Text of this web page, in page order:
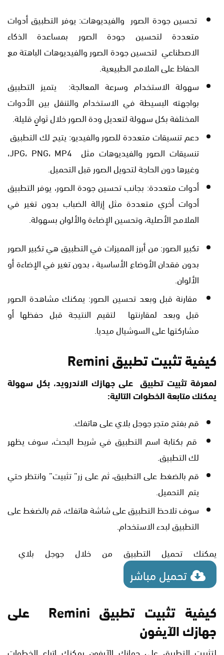
تحسين جودة الصور والفيديوهات: يوفر التطبيق أدوات
متعددة لتحسين جودة الصور بمساعدة الذكاء
الاصطناعي لتحسين جودة الصور والفيديوهات الباهتة مع
الحفاظ على الملامح الطبيعية.
سهولة الاستخدام وسرعة المعالجة: يتميز التطبيق
بواجهته البسيطة في الاستخدام والتنقل بين الأدوات
المختلفة بكل سهولة لتعديل ودة الصور خلال ثوانٍ قليلة.
دعم تنسيقات متعددة للصور والفيديو: يتيح لك التطبيق
تنسيقات الصور والفيديوهات مثل JPG، PNG، MP4،
وغيرها دون الحاجة لتحويل الصور قبل التحميل.
أدوات متعددة: بجانب تحسين جودة الصور، يوفر التطبيق
أدوات أخري متعددة مثل إزالة الضباب بدون تغير في
الملامح الأصلية، وتحسين الإضاءة والألوان بسهولة.
تكبير الصور: من أبرز المميزات في التطبيق هي تكبير الصور
بدون فقدان الأوضاع الأساسية ، بدون تغير في الإضاءة أو
الألوان.
مقارنة قبل وبعد تحسين الصور: يمكنك مشاهدة الصور
قبل وبعد لمقارنتها لتقيم النتيجة قبل حفظها أو
مشاركتها على السوشيال ميديا.
كيفية تثبيت تطبيق Remini
لمعرفة تثبيت تطبيق على جهازك الاندرويد، بكل سهولة
يمكنك متابعة الخطوات التالية:
قم بفتح متجر جوجل بلاي على هاتفك.
قم بكتابة اسم التطبيق في شريط البحث، سوف يظهر
لك التطبيق.
قم بالضغط على التطبيق، ثم على زر” تثبيت” وانتظر حتي
يتم التحميل.
سوف تلاحظ التطبيق على شاشة هاتفك، قم بالضغط على
التطبيق لبدء الاستخدام.
يمكنك تحميل التطبيق من خلال جوجل بلاي
تحميل مباشر
كيفية تثبيت تطبيق Remini على
جهازك الآيفون